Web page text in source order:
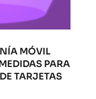
MÓVIL
PARA
TARJETAS